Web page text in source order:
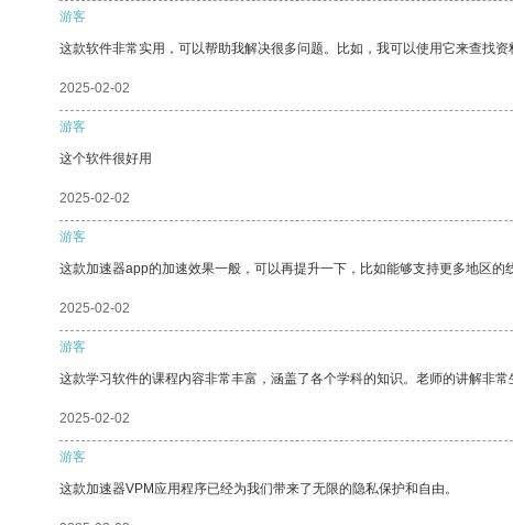
游客
这款软件非常实用，可以帮助我解决很多问题。比如，我可以使用它来查找资
2025-02-02
游客
这个软件很好用
2025-02-02
游客
这款加速器app的加速效果一般，可以再提升一下，比如能够支持更多地区的
2025-02-02
游客
这款学习软件的课程内容非常丰富，涵盖了各个学科的知识。老师的讲解非常
2025-02-02
游客
这款加速器VPM应用程序已经为我们带来了无限的隐私保护和自由。